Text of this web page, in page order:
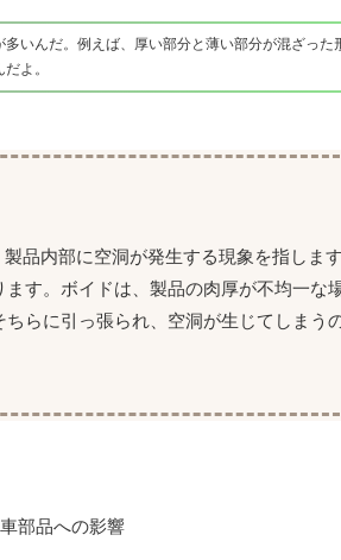
いんだ。例えば、厚い部分と薄い部分が混ざっ
よ。
品内部に空洞が発生する現象を指しま
す。ボイドは、製品の肉厚が不均一な
らに引っ張られ、空洞が生じてしまう